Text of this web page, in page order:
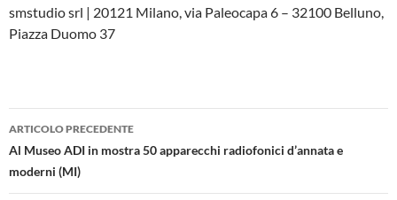
smstudio srl | 20121 Milano, via Paleocapa 6 – 32100 Belluno,
Piazza Duomo 37
Navigazione
articolo
ARTICOLO PRECEDENTE
Al Museo ADI in mostra 50 apparecchi radiofonici d’annata e
moderni (MI)